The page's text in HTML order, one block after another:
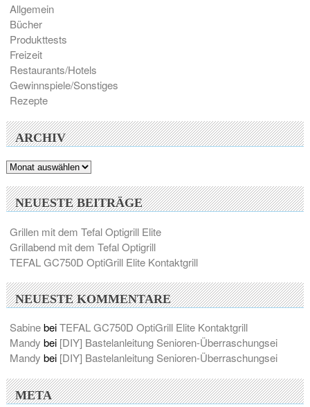
Allgemein
Bücher
Produkttests
Freizeit
Restaurants/Hotels
Gewinnspiele/Sonstiges
Rezepte
ARCHIV
Archiv
NEUESTE BEITRÄGE
Grillen mit dem Tefal Optigrill Elite
Grillabend mit dem Tefal Optigrill
TEFAL GC750D OptiGrill Elite Kontaktgrill
NEUESTE KOMMENTARE
SabinebeiTEFAL GC750D OptiGrill Elite Kontaktgrill
Mandy bei [DIY] Bastelanleitung Senioren-Überraschungsei
Mandy bei [DIY] Bastelanleitung Senioren-Überraschungsei
META